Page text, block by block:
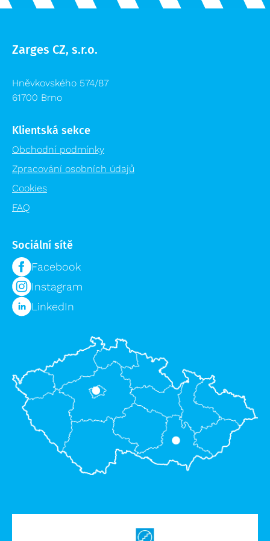
Modulární organizační vozík MPO
Zarges CZ, s.r.o.
Hněvkovského 574/87
61700 Brno
Klientská sekce
Obchodní podmínky
Zpracování osobních údajů
Cookies
FAQ
Sociální sítě
Facebook
Instagram
LinkedIn